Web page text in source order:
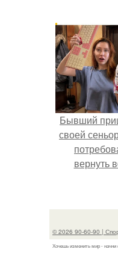
Бывший
своей
вернуть
© 2026 90-60-90 |
Хочешь изменить мир - начни